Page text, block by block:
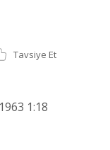
Tavsiye Et
1:18